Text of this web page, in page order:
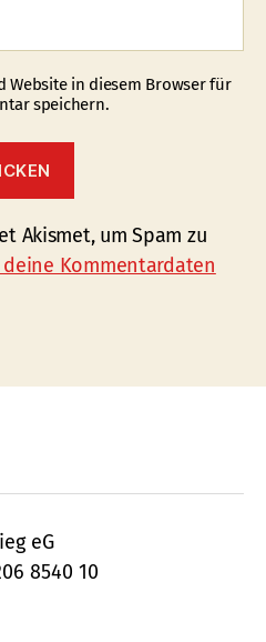
Website in diesem Browser für
speichern.
Akismet, um Spam zu
deine Kommentardaten
eG
8540 10